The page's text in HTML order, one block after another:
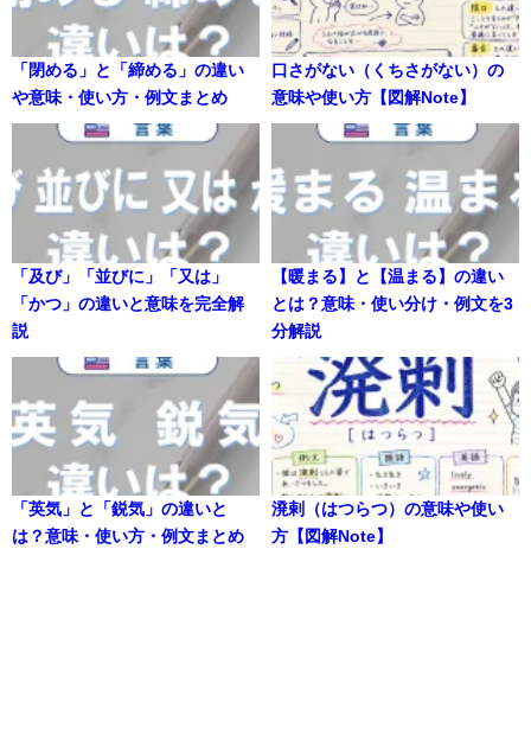
「閉める」と「締める」の違い
や意味・使い方・例文まとめ
口さがない（くちさがない）の
意味や使い方【図解Note】
「及び」「並びに」「又は」
「かつ」の違いと意味を完全解
説
【暖まる】と【温まる】の違い
とは？意味・使い分け・例文を3
分解説
「英気」と「鋭気」の違いと
は？意味・使い方・例文まとめ
溌剌（はつらつ）の意味や使い
方【図解Note】